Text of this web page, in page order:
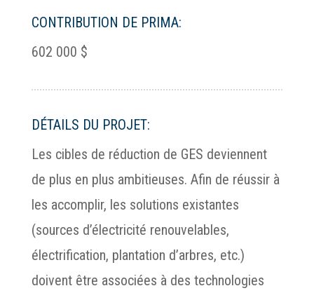
CONTRIBUTION DE PRIMA:
602 000 $
DÉTAILS DU PROJET:
Les cibles de réduction de GES deviennent
de plus en plus ambitieuses. Afin de réussir à
les accomplir, les solutions existantes
(sources d’électricité renouvelables,
électrification, plantation d’arbres, etc.)
doivent être associées à des technologies